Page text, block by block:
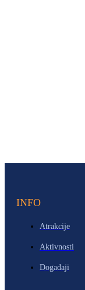
INFO
Atrakcije
Aktivnosti
Događaji